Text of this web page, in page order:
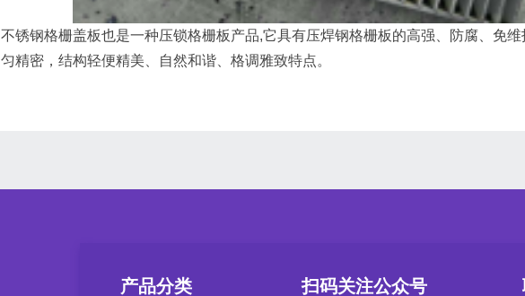
不锈钢格栅盖板也是一种压锁格栅板产品,它具有压焊钢格栅板的高强、防腐、免
匀精密，结构轻便精美、自然和谐、格调雅致特点。
产品分类 扫码关注公众号